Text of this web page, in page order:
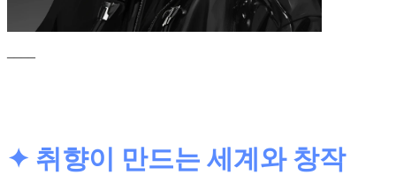
✦ 취향이 만드는 세계와 창작